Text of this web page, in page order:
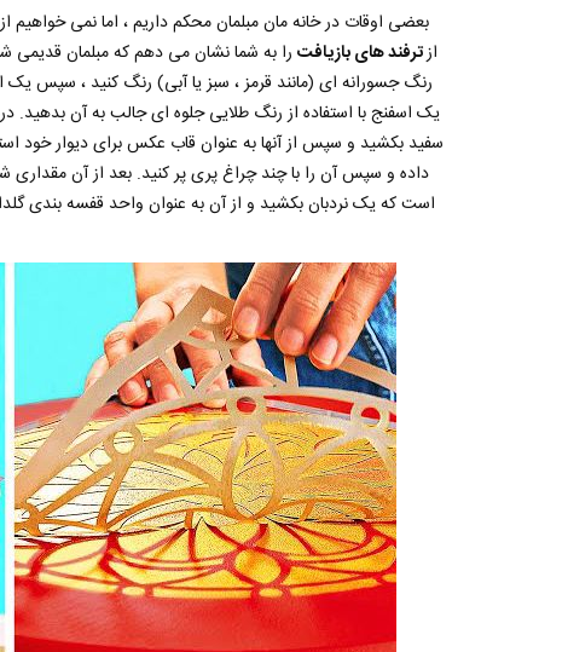
بعضی اوقات در خانه مان مبلمان محکم داریم ، اما نمی خواهیم
ازترفند های بازیافت را به شما نشان می دهم که مبلمان قدیمی
رنگ جسورانه ای (مانند قرمز ، سبز یا آبی) رنگ کنید ، سپس یک
یک اسفنج با استفاده از رنگ طلایی جلوه ای جالب به آن بدهید.
سفید بکشید و سپس از آنها به عنوان قاب عکس برای دیوار خود
داده و سپس آن را با چند چراغ پری پر کنید. بعد از آن مقداری
است که یک نردبان بکشید و از آن به عنوان واحد قفسه بندی